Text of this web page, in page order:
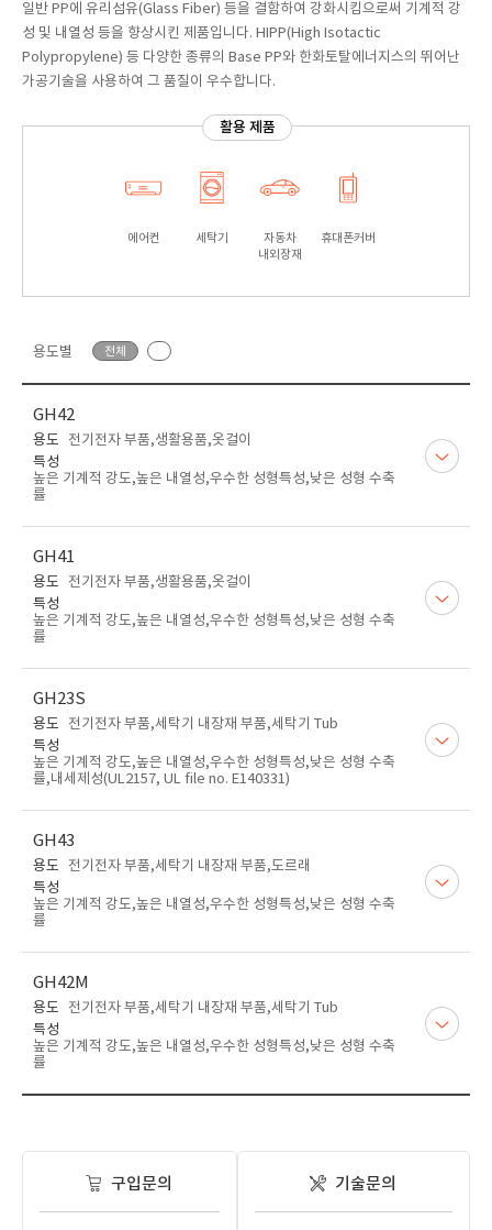
일반 PP에 유리섬유(Glass Fiber) 등을 결함하여 강화시킴으로써 기계적 강
성 및 내열성 등을 향상시킨 제품입니다. HIPP(High Isotactic
Polypropylene) 등 다양한 종류의 Base PP와 한화토탈에너지스의 뛰어난
가공기술을 사용하여 그 품질이 우수합니다.
활용 제품
에어컨 세탁기
자동차
내외장재
휴대폰커버
용도별 전체
GH42
용도
전기전자 부품,생활용품,옷걸이
특성
높은 기계적 강도,높은 내열성,우수한 성형특성,낮은 성형 수축
률
GH41
용도
전기전자 부품,생활용품,옷걸이
특성
높은 기계적 강도,높은 내열성,우수한 성형특성,낮은 성형 수축
률
GH23S
용도
전기전자 부품,세탁기 내장재 부품,세탁기 Tub
특성
높은 기계적 강도,높은 내열성,우수한 성형특성,낮은 성형 수축
률,내세제성(UL2157, UL file no. E140331)
GH43
용도
전기전자 부품,세탁기 내장재 부품,도르래
특성
높은 기계적 강도,높은 내열성,우수한 성형특성,낮은 성형 수축
률
GH42M
용도
전기전자 부품,세탁기 내장재 부품,세탁기 Tub
특성
높은 기계적 강도,높은 내열성,우수한 성형특성,낮은 성형 수축
률
구입문의 기술문의